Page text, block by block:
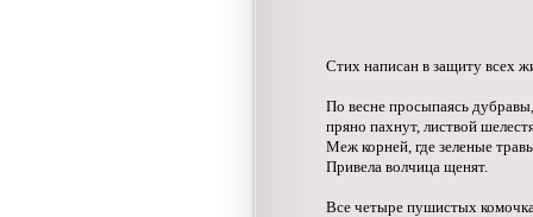
Стих написан в защиту всех
По весне просыпаясь дубравы,
пряно пахнут, листвой
Меж корней, где зеленые
Привела волчица щенят.
Все четыре пушистых